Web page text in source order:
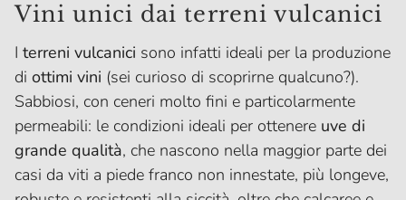
Vini unici dai terreni vulcanici
I terreni vulcanici sono infatti ideali per la produzione
di ottimi vini (sei curioso di scoprirne qualcuno?).
Sabbiosi, con ceneri molto fini e particolarmente
permeabili: le condizioni ideali per ottenere uve di
grande qualità, che nascono nella maggior parte dei
casi da viti a piede franco non innestate, più longeve,